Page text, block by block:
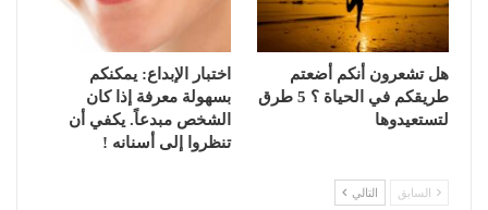
هل تشعرون أنكم أضعتم
طريقكم في الحياة ؟ 5 طرق
لتستعيدوها
اختبار الإبداع: يمكنكم
بسهولة معرفة إذا كان
الشخص مبدعاً. يكفي أن
تنظروا إلى أسنانه !
السابق التالي